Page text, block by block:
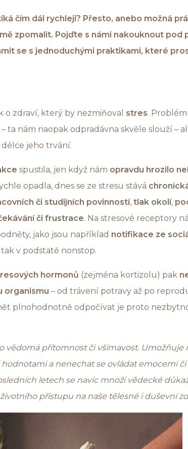
čím dál rychleji? Přesto, anebo možná
zpomalit. Pojďte s námi nakouknout pod
se s jednoduchými praktikami, které
o zdraví, který by nezmiňoval stres.
ta nám naopak odpradávna skvěle slouží –
jeho trvání.
spustila, jen když nám opravdu hrozilo
opadla, dnes se ze stresu stává
či studijních povinností, tlak okolí,
či frustrace. Na stresové receptory
jako jsou například notifikace ze
v podstatě nonstop.
hormonů (zejména kortizolu) pak
organismu – od trávení potravy až po
plnohodnotně odpočívat je proto
vědomá přítomnost či všímavost. Umožňuje
a nenechat se ovládat emocemi či
letech se navíc množí vědecké
přístupu na naše tělesné i duševní